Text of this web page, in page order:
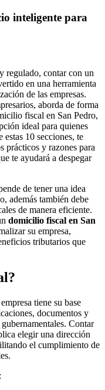
inteligente para
regulado, contar con un
en una herramienta
de las empresas.
aborda de forma
fiscal en San Pedro,
ideal para quienes
10 secciones, te
prácticos y razones para
te ayudará a despegar
de tener una idea
además también debe
de manera eficiente.
domicilio fiscal en San
su empresa,
tributarios que
tiene su base
documentos y
Contar
elegir una dirección
el cumplimiento de